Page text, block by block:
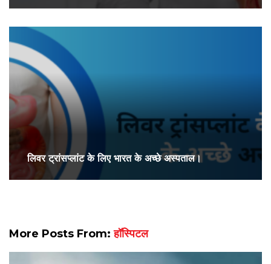
लिवर ट्रांसप्लांट के लिए भारत के अच्छे अस्पताल।
More Posts From:हॉस्पिटल